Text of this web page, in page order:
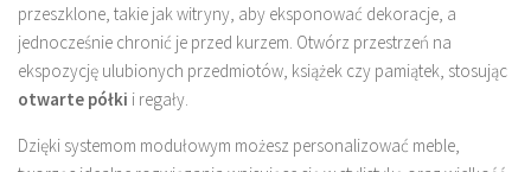
przeszklone, takie jak witryny, aby eksponować dekoracje, a
jednocześnie chronić je przed kurzem. Otwórz przestrzeń na
ekspozycję ulubionych przedmiotów, książek czy pamiątek, stosując
otwarte półki i regały.
Dzięki systemom modułowym możesz personalizować meble,